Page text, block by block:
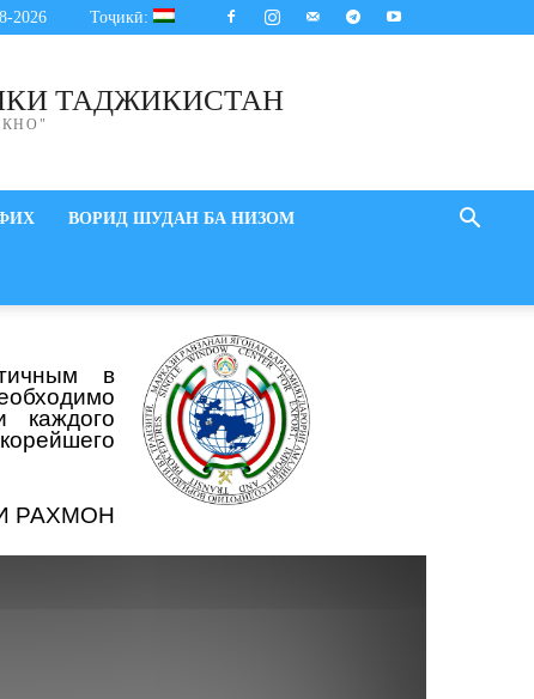
2026 Тоҷикӣ:
ТАДЖИКИСТАН
ВОРИД ШУДАН БА НИЗОМ
в
каждого
РАХМОН